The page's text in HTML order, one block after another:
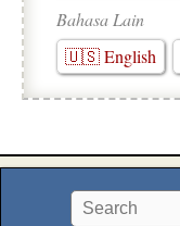
Bahasa Lain
🇺🇸 English